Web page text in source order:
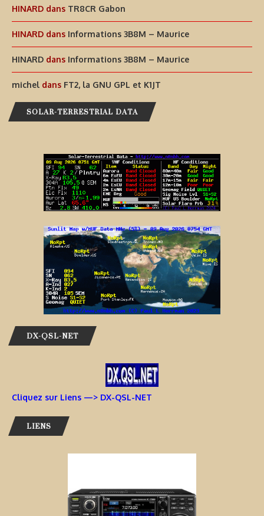
HINARD dans TR8CR Gabon
HINARD dans Informations 3B8M – Maurice
HINARD dans Informations 3B8M – Maurice
michel dans FT2, la GNU GPL et K1JT
SOLAR-TERRESTRIAL DATA
DX-QSL-NET
Cliquez sur Liens —> DX-QSL-NET
LIENS